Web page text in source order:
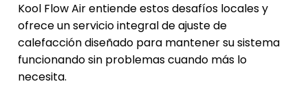
Kool Flow Air entiende estos desafíos locales y
ofrece un servicio integral de ajuste de
calefacción diseñado para mantener su sistema
funcionando sin problemas cuando más lo
necesita.